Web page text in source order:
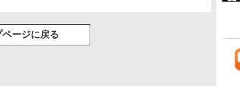
ページに戻る